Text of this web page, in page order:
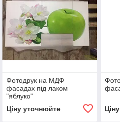
Фотодрук на МДФ
фасадах під лаком
"яблуко"
Ціну уточнюйте